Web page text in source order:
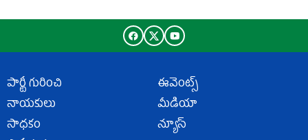
పార్టీ గురించి
నాయకులు
సాధకం
ఈవెంట్స్
మీడియా
న్యూస్